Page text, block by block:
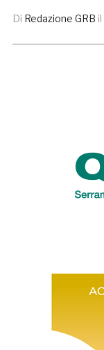
Di Redazione GRB il